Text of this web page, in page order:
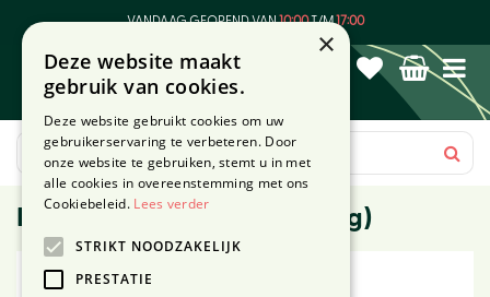
VANDAAG GEOPEND VAN10:00T/M17:00
Benegas Light gasfles S (5 kg)
×
Deze website maakt
gebruik van cookies.
Deze website gebruikt cookies om uw
gebruikerservaring te verbeteren. Door
onze website te gebruiken, stemt u in met
alle cookies in overeenstemming met ons
Cookiebeleid. Lees verder
STRIKT NOODZAKELIJK
PRESTATIE